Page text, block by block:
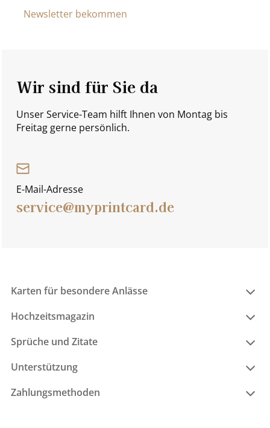
Newsletter bekommen
Wir sind für Sie da
Unser Service-Team hilft Ihnen von Montag bis
Freitag gerne persönlich.
E-Mail-Adresse
service@myprintcard.de
Karten für besondere Anlässe
Hochzeitsmagazin
Sprüche und Zitate
Unterstützung
Zahlungsmethoden